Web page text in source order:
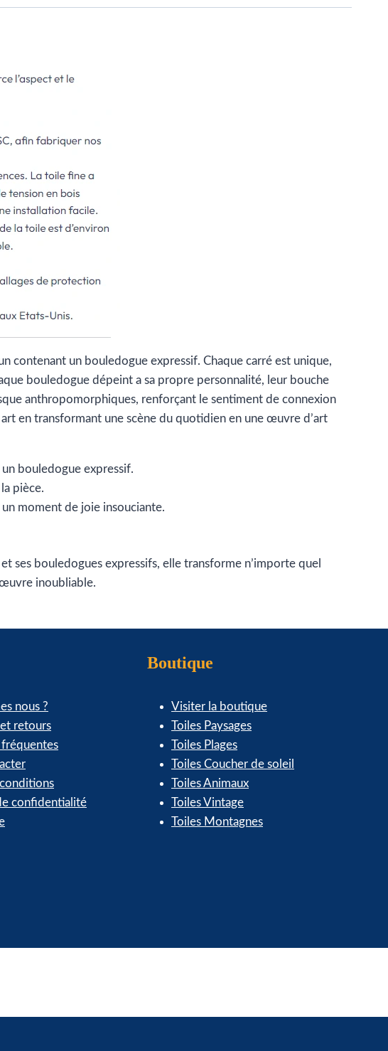
contenant un bouledogue expressif. Chaque carré est unique,
bouledogue dépeint a sa propre personnalité, leur bouche
anthropomorphiques, renforçant le sentiment de connexion
en transformant une scène du quotidien en une œuvre d’art
bouledogue expressif.
pièce.
moment de joie insouciante.
ses bouledogues expressifs, elle transforme n’importe quel
œuvre inoubliable.
nous ?
retours
confidentialité
Boutique
Visiter la boutique
Toiles Paysages
Toiles Plages
Toiles Coucher de soleil
Toiles Animaux
Toiles Vintage
Toiles Montagnes